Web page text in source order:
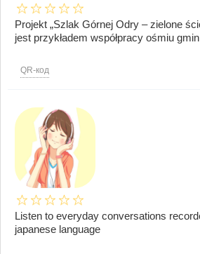
Projekt „Szlak Górnej Odry – zielone
jest przykładem współpracy ośmiu
QR-код
Listen to everyday conversations
japanese language